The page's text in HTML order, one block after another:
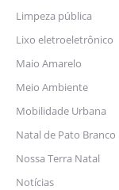
Limpeza pública
Lixo eletroeletrônico
Maio Amarelo
Meio Ambiente
Mobilidade Urbana
Natal de Pato Branco
Nossa Terra Natal
Notícias